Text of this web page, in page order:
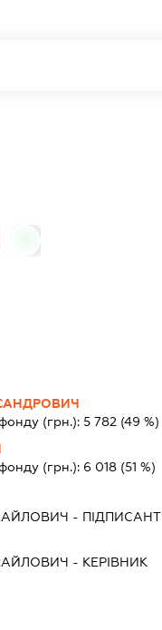
фонду (грн.):5 782 (49 %)
(грн.): 6 018 (51 %)
- ПІДПИСАНТ
- КЕРІВНИК